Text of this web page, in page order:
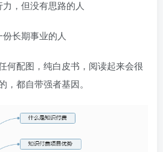
，但没有思路的人
长期事业的人​
何配图，纯白皮书，阅读起来会很
都自带强者基因。